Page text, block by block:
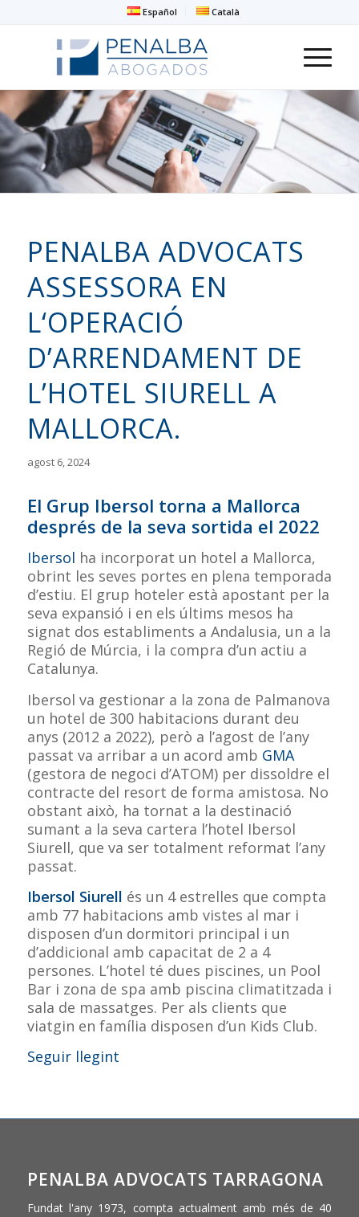
Español Català
PENALBA ADVOCATS
ASSESSORA EN
L‘OPERACIÓ
D’ARRENDAMENT DE
L’HOTEL SIURELL A
MALLORCA.
agost 6, 2024
El Grup Ibersol torna a Mallorca
després de la seva sortida el 2022
Ibersol ha incorporat un hotel a Mallorca,
obrint les seves portes en plena temporada
d’estiu. El grup hoteler està apostant per la
seva expansió i en els últims mesos ha
signat dos establiments a Andalusia, un a la
Regió de Múrcia, i la compra d’un actiu a
Catalunya.
Ibersol va gestionar a la zona de Palmanova
un hotel de 300 habitacions durant deu
anys (2012 a 2022), però a l’agost de l’any
passat va arribar a un acord amb GMA
(gestora de negoci d’ATOM) per dissoldre el
contracte del resort de forma amistosa. No
obstant això, ha tornat a la destinació
sumant a la seva cartera l’hotel Ibersol
Siurell, que va ser totalment reformat l’any
passat.
Ibersol Siurell és un 4 estrelles que compta
amb 77 habitacions amb vistes al mar i
disposen d’un dormitori principal i un
d’addicional amb capacitat de 2 a 4
persones. L’hotel té dues piscines, un Pool
Bar i zona de spa amb piscina climatitzada i
sala de massatges. Per als clients que
viatgin en família disposen d’un Kids Club.
Seguir llegint
PENALBA ADVOCATS TARRAGONA
Fundat l'any 1973, compta actualment amb més de 40